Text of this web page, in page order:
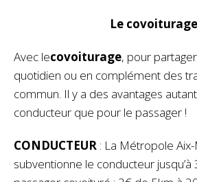
Le covoiturage
Avec lecovoiturage, pour
quotidien ou en complément des
commun. Il y a des avantages
conducteur que pour le passager !
CONDUCTEUR : La Métropole
subventionne le conducteur